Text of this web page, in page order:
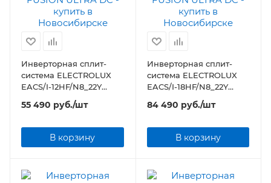
Инверторная сплит-
система ELECTROLUX
EACS/I-12HF/N8_22Y
серии FUSION ULTRA DC
55 490 руб./шт
В корзину
Инверторная сплит-
система ELECTROLUX
EACS/I-18HF/N8_22Y
серии FUSION ULTRA DC
84 490 руб./шт
В корзину